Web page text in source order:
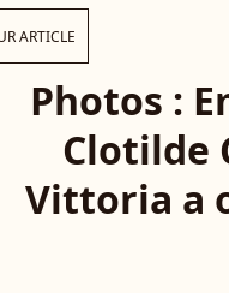
ARTICLE
Photos :
Clotilde
Vittoria a